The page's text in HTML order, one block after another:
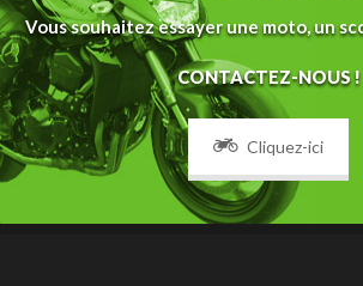
Vous souhaitez essayer une moto, un
CONTACTEZ-NOUS !
Cliquez-ici